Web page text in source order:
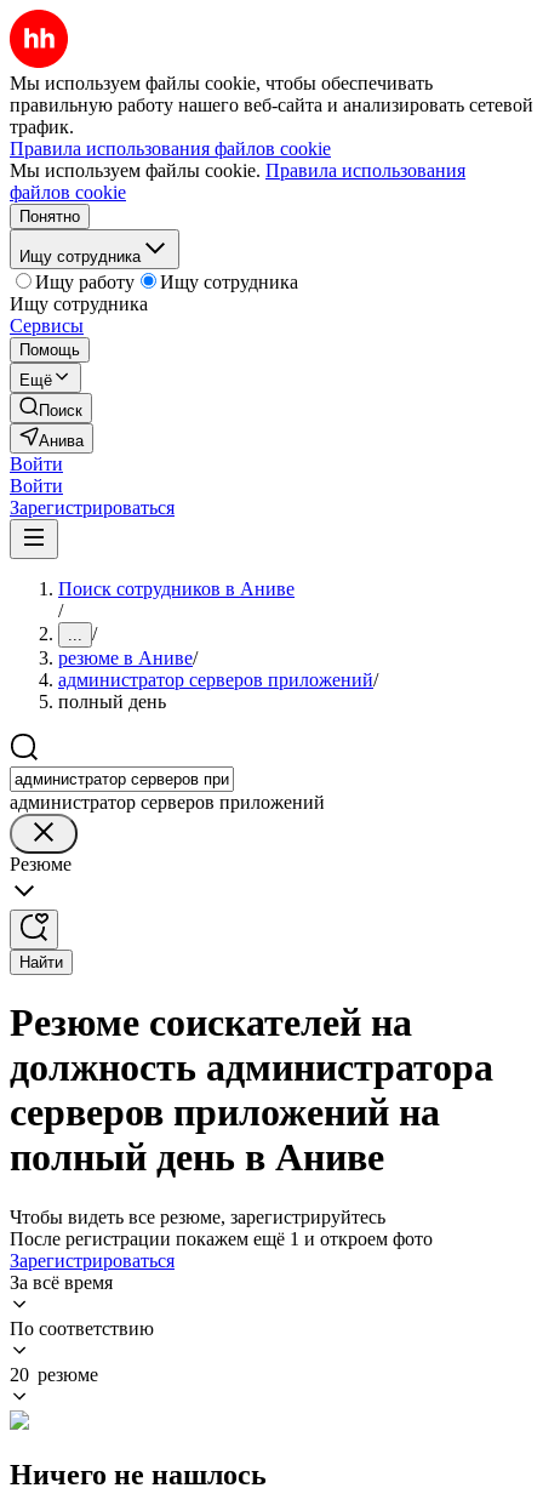
Мы используем файлы cookie, чтобы обеспечивать
правильную работу нашего веб-сайта и анализировать сетевой
трафик.
Правила использования файлов cookie
Мы используем файлы cookie. Правила использования
файлов cookie
Понятно
Ищу сотрудника
Ищу работу
Ищу сотрудника
Ищу сотрудника
Сервисы
Помощь
Ещё
Поиск
Анива
Войти
Войти
Зарегистрироваться
Поиск сотрудников в Аниве
/
... /
резюме в Аниве/
администратор серверов приложений/
полный день
администратор серверов приложений
Резюме
Найти
Резюме соискателей на
должность администратора
серверов приложений на
полный день в Аниве
Чтобы видеть все резюме, зарегистрируйтесь
После регистрации покажем ещё 1 и откроем фото
Зарегистрироваться
За всё время
По соответствию
20 резюме
Ничего не нашлось